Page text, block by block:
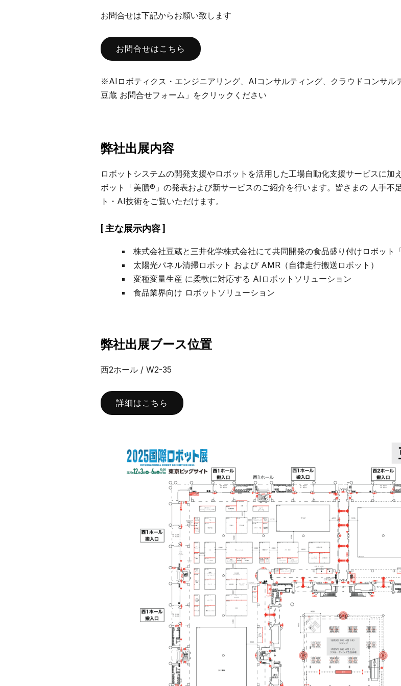
お問合せは下記からお願い致します
お問合せはこちら
※AIロボティクス・エンジニアリング、AIコンサルティング、クラウドコンサル
豆蔵 お問合せフォーム」をクリックください
弊社出展内容
ロボットシステムの開発支援やロボットを活用した工場自動化支援サービスに加
ボット「美膳®」の発表および新サービスのご紹介を行います。皆さまの 人手不
ト・AI技術をご覧いただけます。
[ 主な展示内容 ]
株式会社豆蔵と三井化学株式会社にて共同開発の食品盛り付けロボット
太陽光パネル清掃ロボット および AMR（自律走行搬送ロボット）
変種変量生産 に柔軟に対応する AIロボットソリューション
食品業界向け ロボットソリューション
弊社出展ブース位置
西2ホール / W2-35
詳細はこちら